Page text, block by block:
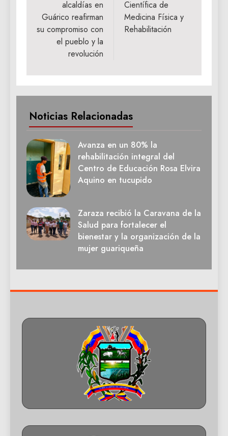
entradas
alcaldías en
Guárico reafirman
su compromiso con
el pueblo y la
revolución
Científica de
Medicina Física y
Rehabilitación
Noticias Relacionadas
Avanza en un 80% la
rehabilitación integral del
Centro de Educación Rosa Elvira
Aquino en tucupido
Zaraza recibió la Caravana de la
Salud para fortalecer el
bienestar y la organización de la
mujer guariqueña